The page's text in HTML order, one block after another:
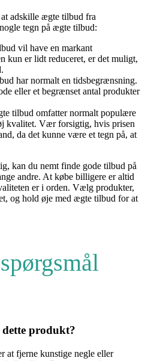
adskille ægte tilbud fra
tegn på ægte tilbud:
vil have en markant
kun er lidt reduceret, er det muligt,
har normalt en tidsbegrænsning.
eller et begrænset antal produkter
tilbud omfatter normalt populære
kvalitet. Vær forsigtig, hvis prisen
da det kunne være et tegn på, at
kan du nemt finde gode tilbud på
andre. At købe billigere er altid
er i orden. Vælg produkter,
og hold øje med ægte tilbud for at
produkt?
at fjerne kunstige negle eller